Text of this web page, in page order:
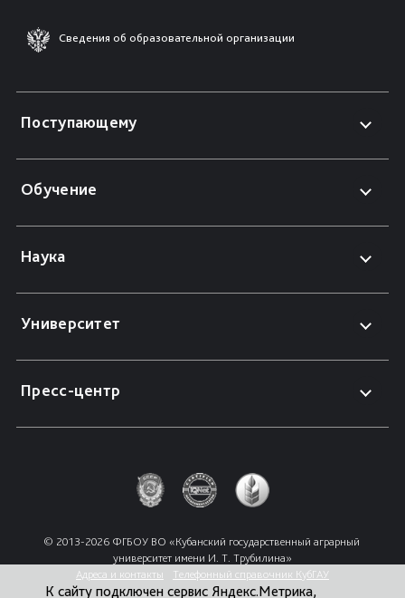
Сведения об образовательной организации
Поступающему
Обучение
Наука
Университет
Пресс-центр
© 2013-2026 ФГБОУ ВО «Кубанский государственный аграрный
университет имени И. Т. Трубилина»
Адреса и контакты
Телефонный справочник КубГАУ
К сайту подключен сервис Яндекс.Метрика,